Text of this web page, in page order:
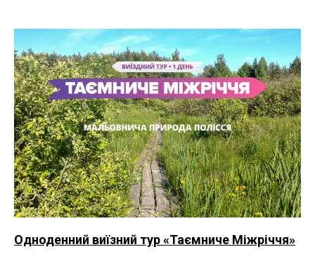
Одноденний виїзний тур «Таємниче Міжріччя»